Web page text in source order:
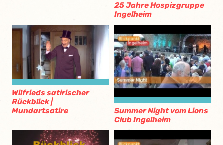
25 Jahre Hospizgruppe
Ingelheim
Wilfrieds satirischer
Rückblick |
Mundartsatire
Summer Night vom Lions
Club Ingelheim